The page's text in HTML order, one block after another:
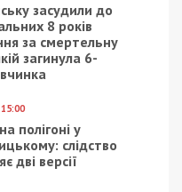
засудили до
8 років
за смертельну
загинула 6-
полігоні у
слідство
дві версії